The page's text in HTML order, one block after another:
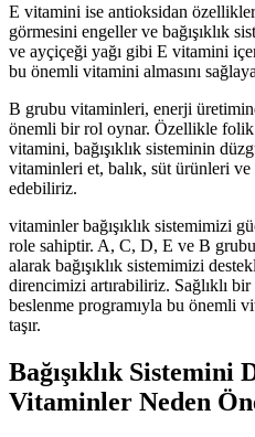
E vitamini ise antioksidan
görmesini engeller ve bağışıklık
ve ayçiçeği yağı gibi E vitamini
bu önemli vitamini almasını
B grubu vitaminleri, enerji
önemli bir rol oynar. Özellikle
vitamini, bağışıklık sisteminin
vitaminleri et, balık, süt ürünleri
edebiliriz.
vitaminler bağışıklık sistemimizi
role sahiptir. A, C, D, E ve B
alarak bağışıklık sistemimizi
direncimizi artırabiliriz. Sağlıklı
beslenme programıyla bu önemli
taşır.
Bağışıklık Sistemini
Vitaminler Neden